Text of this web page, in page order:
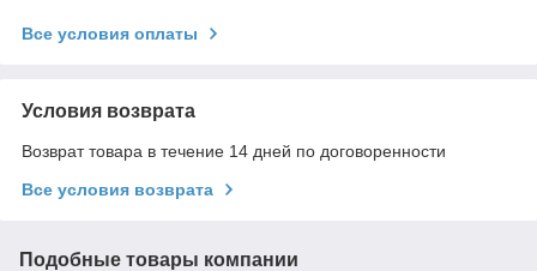
Все условия оплаты
Условия возврата
Возврат товара в течение 14 дней по договоренности
Все условия возврата
Подобные товары компании